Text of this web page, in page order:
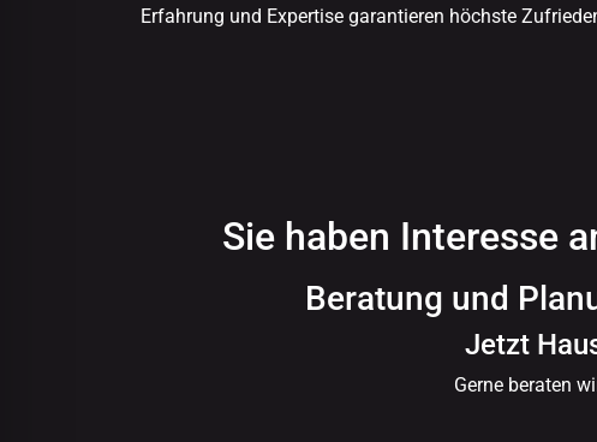
Erfahrung und Expertise garantieren höchste
Sie haben Interesse
Beratung und
Jetzt
Gerne beraten